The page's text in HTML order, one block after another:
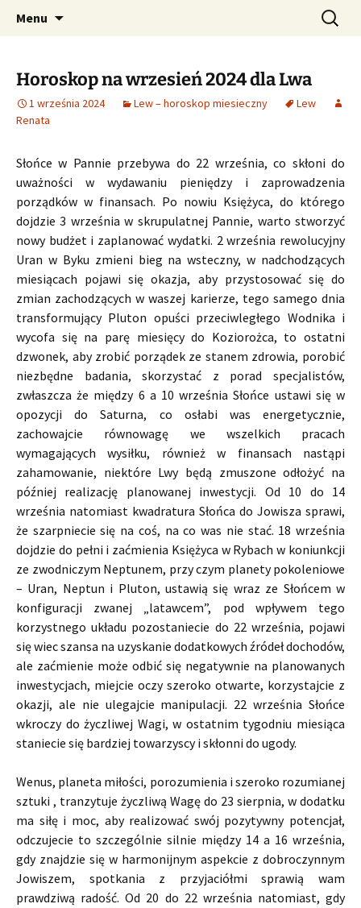
CzaroMarowy horoskop
dzienny, miesięczny i
tygodniowy
Profesjonalne przepowiednie astrologiczne
Menu Szukaj:
Horoskop na wrzesień 2024 dla Lwa
1 września 2024 Lew – horoskop miesieczny
Lew
Renata
Słońce w Pannie przebywa do 22 września, co skłoni do
uważności w wydawaniu pieniędzy i zaprowadzenia
porządków w finansach. Po nowiu Księżyca, do którego
dojdzie 3 września w skrupulatnej Pannie, warto stworzyć
nowy budżet i zaplanować wydatki. 2 września rewolucyjny
Uran w Byku zmieni bieg na wsteczny, w nadchodzących
miesiącach pojawi się okazja, aby przystosować się do
zmian zachodzących w waszej karierze, tego samego dnia
transformujący Pluton opuści przeciwległego Wodnika i
wycofa się na parę miesięcy do Koziorożca, to ostatni
dzwonek, aby zrobić porządek ze stanem zdrowia, porobić
niezbędne badania, skorzystać z porad specjalistów,
zwłaszcza że między 6 a 10 września Słońce ustawi się w
opozycji do Saturna, co osłabi was energetycznie,
zachowajcie równowagę we wszelkich pracach
wymagających wysiłku, również w finansach nastąpi
zahamowanie, niektóre Lwy będą zmuszone odłożyć na
później realizację planowanej inwestycji. Od 10 do 14
września natomiast kwadratura Słońca do Jowisza sprawi,
że szarpniecie się na coś, na co was nie stać. 18 września
dojdzie do pełni i zaćmienia Księżyca w Rybach w koniunkcji
ze zwodniczym Neptunem, przy czym planety pokoleniowe
– Uran, Neptun i Pluton, ustawią się wraz ze Słońcem w
konfiguracji zwanej „latawcem”, pod wpływem tego
korzystnego układu pozostaniecie do 22 września, pojawi
się wiec szansa na uzyskanie dodatkowych źródeł dochodów,
ale zaćmienie może odbić się negatywnie na planowanych
inwestycjach, miejcie oczy szeroko otwarte, korzystajcie z
okazji, ale nie ulegajcie manipulacji. 22 września Słońce
wkroczy do życzliwej Wagi, w ostatnim tygodniu miesiąca
staniecie się bardziej towarzyscy i skłonni do ugody.
Wenus, planeta miłości, porozumienia i szeroko rozumianej
sztuki , tranzytuje życzliwą Wagę do 23 sierpnia, w dodatku
ma siłę i moc, aby realizować swój pozytywny potencjał,
odczujecie to szczególnie silnie między 14 a 16 września,
gdy znajdzie się w harmonijnym aspekcie z dobroczynnym
Jowiszem, spotkania z przyjaciółmi sprawią wam
prawdziwą radość. Od 20 do 22 września natomiast, gdy